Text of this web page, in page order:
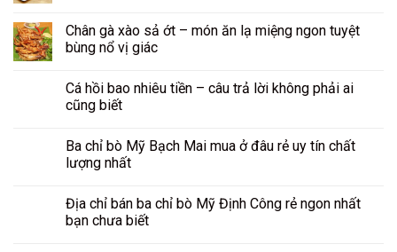
Chân gà xào sả ớt – món ăn lạ miệng ngon tuyệt
bùng nổ vị giác
Cá hồi bao nhiêu tiền – câu trả lời không phải ai
cũng biết
Ba chỉ bò Mỹ Bạch Mai mua ở đâu rẻ uy tín chất
lượng nhất
Địa chỉ bán ba chỉ bò Mỹ Định Công rẻ ngon nhất
bạn chưa biết